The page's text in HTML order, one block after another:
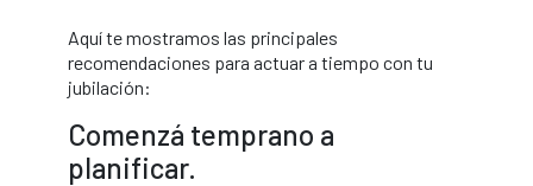
Aquí te mostramos las principales
recomendaciones para actuar a tiempo con tu
jubilación:
Comenzá temprano a
planificar.